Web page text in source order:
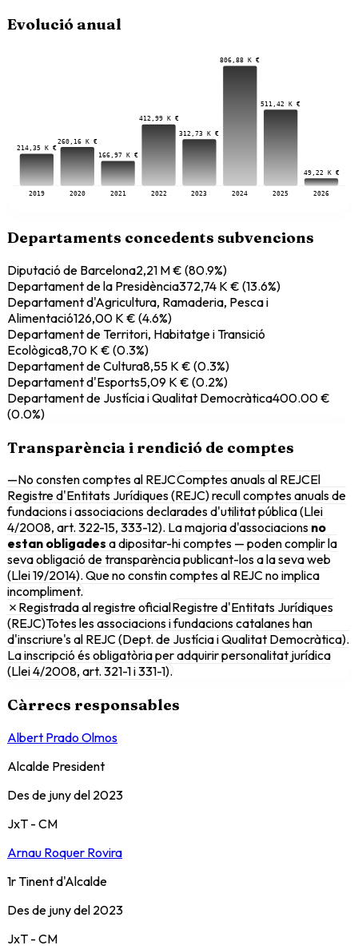
Evolució anual
214,35 K €
2019
260,16 K €
2020
166,97 K €
2021
412,99 K €
2022
312,73 K €
2023
806,88 K €
2024
511,42 K €
2025
49,22 K €
2026
Departaments concedents subvencions
Diputació de Barcelona2,21 M € (80.9%)
Departament de la Presidència372,74 K € (13.6%)
Departament d'Agricultura, Ramaderia, Pesca i
Alimentació126,00 K € (4.6%)
Departament de Territori, Habitatge i Transició
Ecològica8,70 K € (0.3%)
Departament de Cultura8,55 K € (0.3%)
Departament d'Esports5,09 K € (0.2%)
Departament de Justícia i Qualitat Democràtica400.00 €
(0.0%)
Transparència i rendició de comptes
—No consten comptes al REJCComptes anuals al REJCEl
Registre d'Entitats Jurídiques (REJC) recull comptes anuals de
fundacions i associacions declarades d'utilitat pública (Llei
4/2008, art. 322-15, 333-12). La majoria d'associacions no
estan obligades a dipositar-hi comptes — poden complir la
seva obligació de transparència publicant-los a la seva web
(Llei 19/2014). Que no constin comptes al REJC no implica
incompliment.
✗ Registrada al registre oficialRegistre d'Entitats Jurídiques
(REJC)Totes les associacions i fundacions catalanes han
d'inscriure's al REJC (Dept. de Justícia i Qualitat Democràtica).
La inscripció és obligatòria per adquirir personalitat jurídica
(Llei 4/2008, art. 321-1 i 331-1).
Càrrecs responsables
Albert Prado Olmos
Alcalde President
Des de juny del 2023
JxT - CM
Arnau Roquer Rovira
1r Tinent d'Alcalde
Des de juny del 2023
JxT - CM